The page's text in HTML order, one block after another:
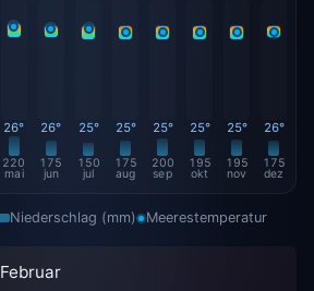
26°
220
mai
26°
175
jun
25°
150
jul
25°
175
aug
25°
200
sep
25°
195
okt
25°
195
nov
26°
175
dez
Niederschlag (mm) Meerestemperatur
Februar